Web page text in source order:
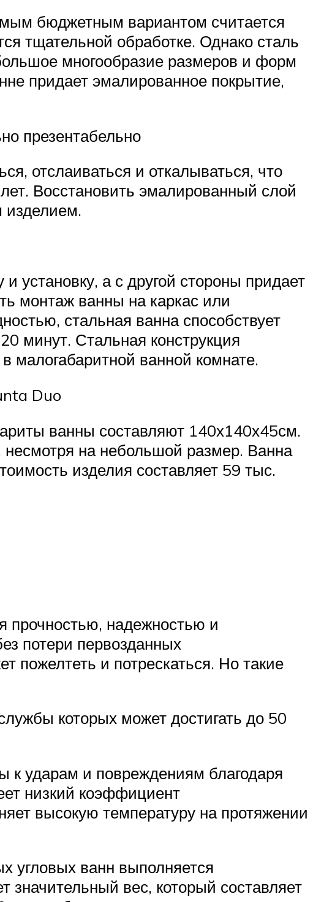
бюджетным вариантом считается
тщательной обработке. Однако сталь
многообразие размеров и форм
придает эмалированное покрытие,
презентабельно
отслаиваться и откалываться, что
Восстановить эмалированный слой
изделием.
установку, а с другой стороны придает
монтаж ванны на каркас или
стальная ванна способствует
минут. Стальная конструкция
ванной комнате.
Duo
ванны составляют 140х140х45см.
несмотря на небольшой размер. Ванна
изделия составляет 59 тыс.
прочностью, надежностью и
потери первозданных
пожелтеть и потрескаться. Но такие
которых может достигать до 50
к ударам и повреждениям благодаря
низкий коэффициент
высокую температуру на протяжении
угловых ванн выполняется
значительный вес, который составляет